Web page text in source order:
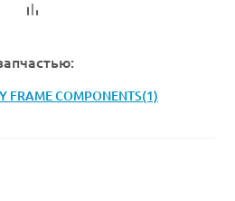
FRAME COMPONENTS(1)